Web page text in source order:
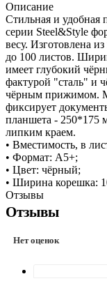
Описание
Стильная и
серии Steel&Style
весу. Изготовлена
до 100 листов.
имеет глубокий
фактурой "сталь" и
чёрным прижимом.
фиксирует
планшета - 250*175
липким краем.
• Вместимость, в
• Формат: А5+;
• Цвет: чёрный;
• Ширина корешка:
Отзывы
Отзывы
Нет оценок